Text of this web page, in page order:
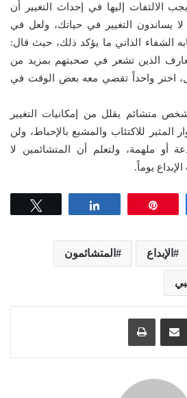
الالتفات إليها في إحداث التغيير أن
لا يساندون التغيير في حياتك، ولعل في
الشفاء الذاتي ما يؤكد ذلك، حيث قال:
الذين تشعر في صحبتهم بمزيد من
اختر واحداً تقضي معه بعض الوقت في
متشائم يقلل من إمكانيات التغيير
للاكتئاب والمشبع بالإحباط، ولن
أو ملهمة، ولتعلم أن المتشائمين لا
يوماً.
الإبداع المتشائمون
مشاركة عبر البريد طباعة